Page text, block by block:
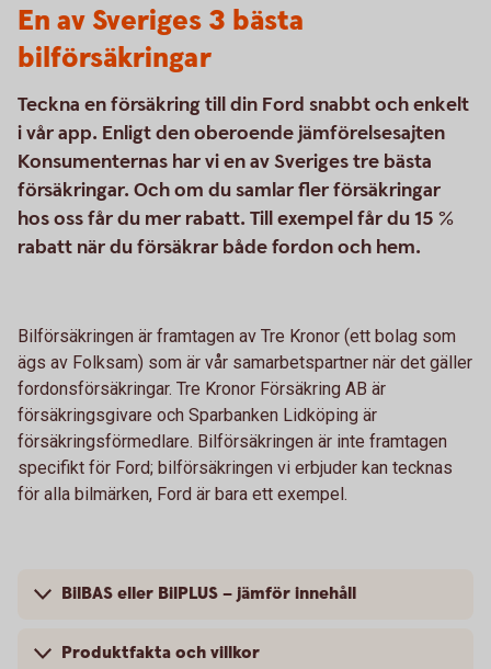
En av Sveriges 3 bästa
bilförsäkringar
Teckna en försäkring till din Ford snabbt och enkelt
i vår app. Enligt den oberoende jämförelsesajten
Konsumenternas har vi en av Sveriges tre bästa
försäkringar. Och om du samlar fler försäkringar
hos oss får du mer rabatt. Till exempel får du 15 %
rabatt när du försäkrar både fordon och hem.
Bilförsäkringen är framtagen av Tre Kronor (ett bolag som
ägs av Folksam) som är vår samarbetspartner när det gäller
fordonsförsäkringar. Tre Kronor Försäkring AB är
försäkringsgivare och Sparbanken Lidköping är
försäkringsförmedlare. Bilförsäkringen är inte framtagen
specifikt för Ford; bilförsäkringen vi erbjuder kan tecknas
för alla bilmärken, Ford är bara ett exempel.
BilBAS eller BilPLUS – jämför innehåll
Produktfakta och villkor